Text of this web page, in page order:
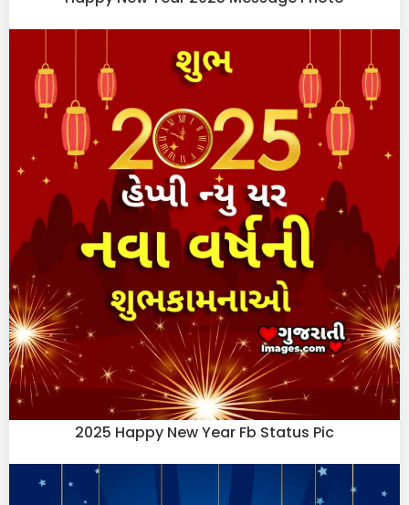
2025 Happy New Year Fb Status Pic